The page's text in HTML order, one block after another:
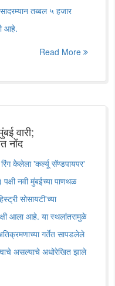
तब्बल ५ हजार
आहे.
Read More
वारी;
नोंद
रिंग केेलेला 'कर्ल्यू सॅण्डपायपर'
नवी मुंबईच्या पाणथळ
सोसायटी'च्या
आला आहे. या स्थलांतरामुळे
अतिक्रमणाच्या गर्तेत सापडलेले
असल्याचे अधोरेखित झाले